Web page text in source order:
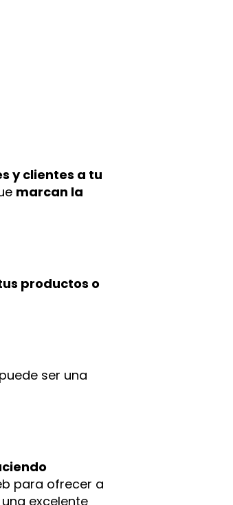
y clientes a tu
marcan la
productos o
ser una
para ofrecer a
excelente